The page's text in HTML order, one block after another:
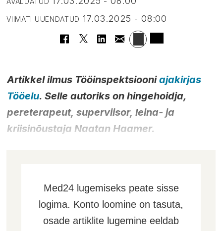
VIIMATI UUENDATUD 17.03.2025 - 08:00
Artikkel ilmus Tööinspektsiooniajakirjas
Tööelu. Selle autoriks on hingehoidja,
pereterapeut, superviisor, leina- ja
kriisinõustaja Naatan Haamer.
Med24 lugemiseks peate sisse
logima. Konto loomine on tasuta,
osade artiklite lugemine eeldab